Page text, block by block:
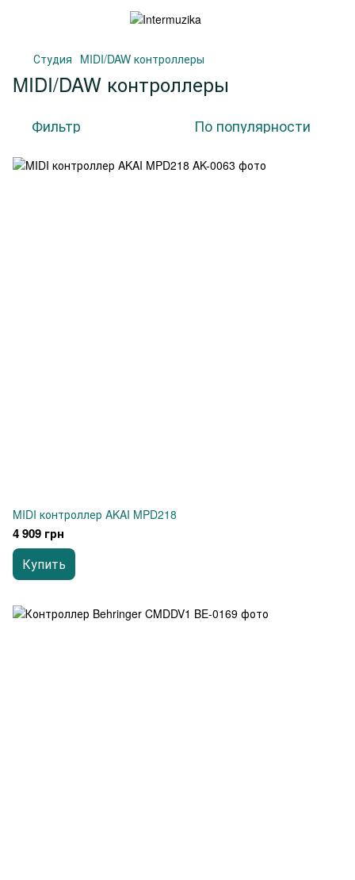
Студия MIDI/DAW контроллеры
MIDI/DAW контроллеры
Фильтр По популярности
MIDI контроллер AKAI MPD218
4 909 грн
Купить